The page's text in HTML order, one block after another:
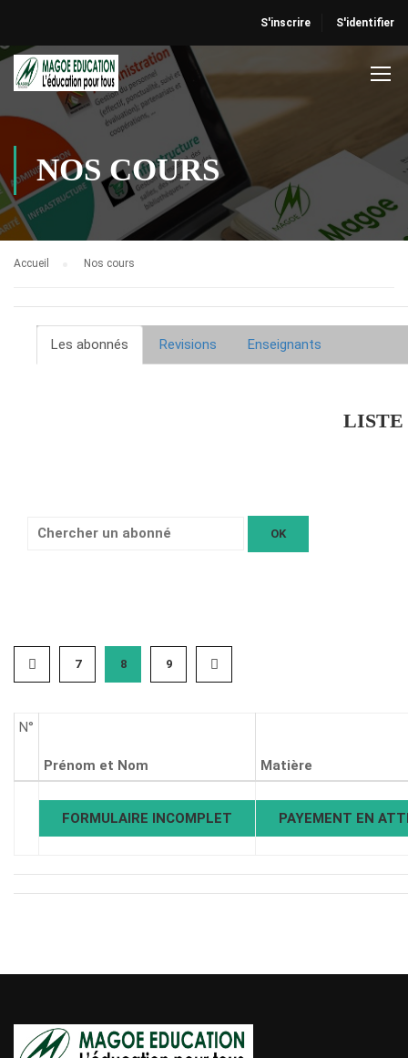
S'inscrire S'identifier
NOS COURS
Accueil Nos cours
Les abonnés Revisions Enseignants
LISTE
Chercher
7 8 9
N°
Prénom et Nom Matière
FORMULAIRE INCOMPLET PAYEMENT EN